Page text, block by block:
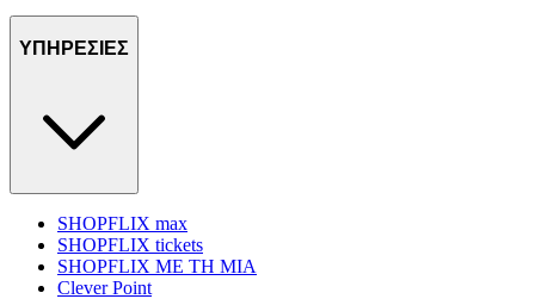
ΥΠΗΡΕΣΙΕΣ
SHOPFLIX max
SHOPFLIX tickets
SHOPFLIX ΜΕ ΤΗ ΜΙΑ
Clever Point